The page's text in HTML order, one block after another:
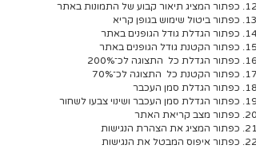
כפתור המציג תיאור קבוע של התמונות באתר
כפתור ביטול שימוש בגופן קריא
כפתור הגדלת גודל הגופנים באתר
כפתור הקטנת גודל הגופנים באתר
כפתור הגדלת כל התצוגה לכ־200%
כפתור הקטנת כל התצוגה לכ־70%
כפתור הגדלת סמן העכבר
כפתור הגדלת סמן העכבר ושינוי צבעו לשחור
כפתור מצב קריאת האתר
כפתור המציג את הצהרת הנגישות
כפתור איפוס המבטל את הנגישות